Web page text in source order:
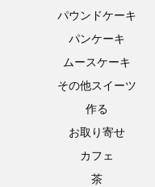
パウンドケーキ
パンケーキ
ムースケーキ
その他スイーツ
作る
お取り寄せ
カフェ
茶